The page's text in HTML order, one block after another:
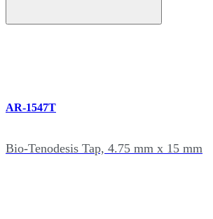
AR-1547T
Bio-Tenodesis Tap, 4.75 mm x 15 mm